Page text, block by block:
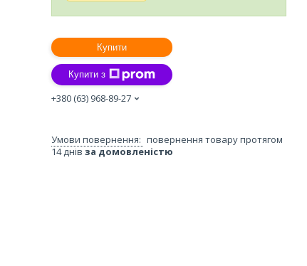
Купити
Купити з
+380 (63) 968-89-27
повернення товару протягом
14 днів за домовленістю